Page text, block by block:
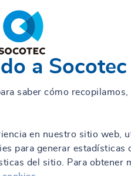
a Socotec
saber cómo
en nuestro sitio web,
para generar estadísticas
del sitio. Para obtener